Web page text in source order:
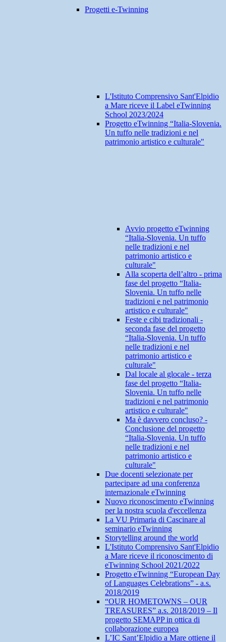
Progetti e-Twinning
L'Istituto Comprensivo Sant'Elpidio
a Mare riceve il Label eTwinning
School 2023/2024
Progetto eTwinning “Italia-Slovenia.
Un tuffo nelle tradizioni e nel
patrimonio artistico e culturale"
Avvio progetto eTwinning
“Italia-Slovenia. Un tuffo
nelle tradizioni e nel
patrimonio artistico e
culturale"
Alla scoperta dell’altro - prima
fase del progetto “Italia-
Slovenia. Un tuffo nelle
tradizioni e nel patrimonio
artistico e culturale"
Feste e cibi tradizionali -
seconda fase del progetto
“Italia-Slovenia. Un tuffo
nelle tradizioni e nel
patrimonio artistico e
culturale"
Dal locale al glocale - terza
fase del progetto “Italia-
Slovenia. Un tuffo nelle
tradizioni e nel patrimonio
artistico e culturale"
Ma è davvero concluso? -
Conclusione del progetto
“Italia-Slovenia. Un tuffo
nelle tradizioni e nel
patrimonio artistico e
culturale"
Due docenti selezionate per
partecipare ad una conferenza
internazionale eTwinning
Nuovo riconoscimento eTwinning
per la nostra scuola d'eccellenza
La VU Primaria di Cascinare al
seminario eTwinning
Storytelling around the world
L'Istituto Comprensivo Sant'Elpidio
a Mare riceve il riconoscimento di
eTwinning School 2021/2022
Progetto eTwinning “European Day
of Languages Celebrations” - a.s.
2018/2019
“OUR HOMETOWNS – OUR
TREASURES” a.s. 2018/2019 – Il
progetto SEMAPP in ottica di
collaborazione europea
L’IC Sant’Elpidio a Mare ottiene il